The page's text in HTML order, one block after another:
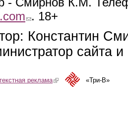
(link sends e-mail)
. 18+
Константин
сайта
реклама(link is external)«Три-В»